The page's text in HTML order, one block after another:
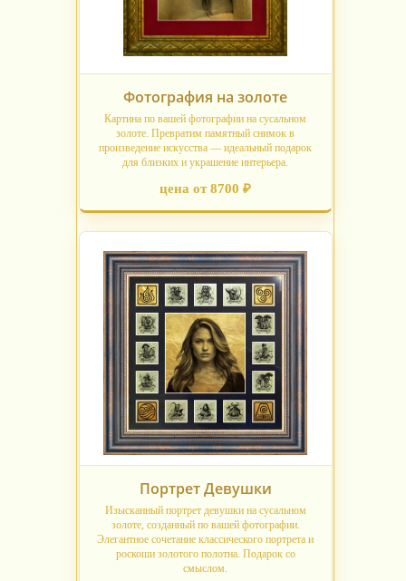
Фотография на золоте
Картина по вашей фотографии на сусальном
золоте. Превратим памятный снимок в
произведение искусства — идеальный подарок
для близких и украшение интерьера.
цена от 8700 ₽
Портрет Девушки
Изысканный портрет девушки на сусальном
золоте, созданный по вашей фотографии.
Элегантное сочетание классического портрета и
роскоши золотого полотна. Подарок со
смыслом.